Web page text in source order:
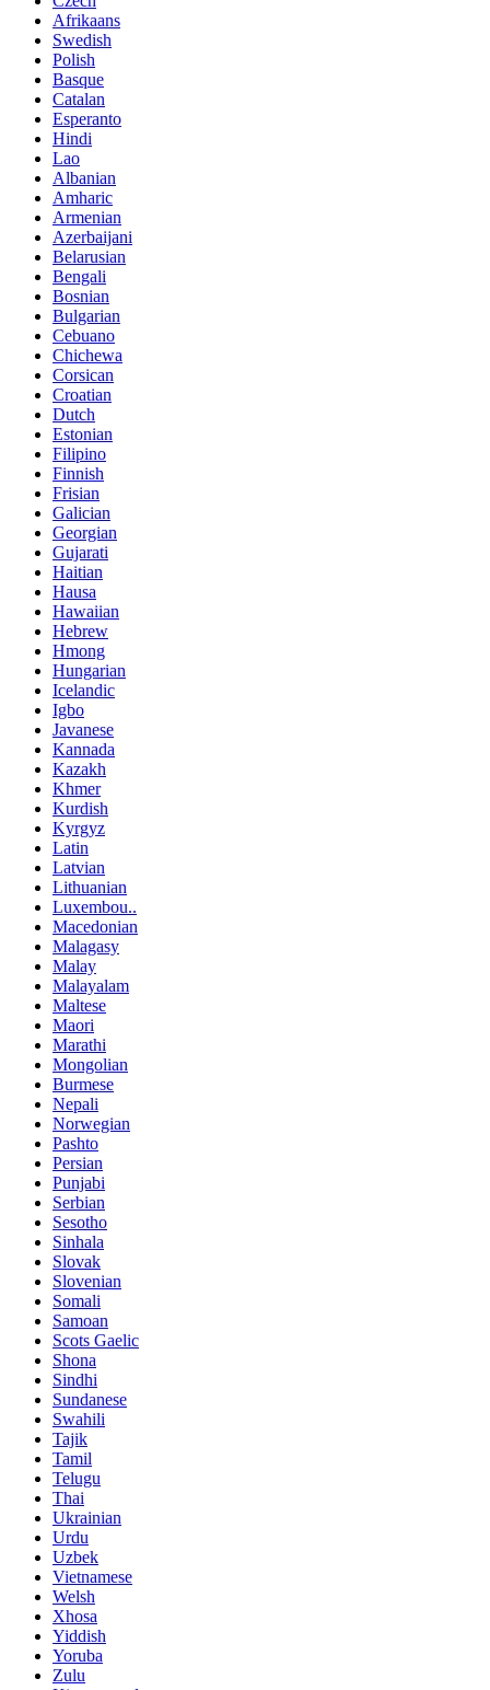
Afrikaans
Swedish
Polish
Basque
Catalan
Esperanto
Hindi
Lao
Albanian
Amharic
Armenian
Azerbaijani
Belarusian
Bengali
Bosnian
Bulgarian
Cebuano
Chichewa
Corsican
Croatian
Dutch
Estonian
Filipino
Finnish
Frisian
Galician
Georgian
Gujarati
Haitian
Hausa
Hawaiian
Hebrew
Hmong
Hungarian
Icelandic
Igbo
Javanese
Kannada
Kazakh
Khmer
Kurdish
Kyrgyz
Latin
Latvian
Lithuanian
Luxembou..
Macedonian
Malagasy
Malay
Malayalam
Maltese
Maori
Marathi
Mongolian
Burmese
Nepali
Norwegian
Pashto
Persian
Punjabi
Serbian
Sesotho
Sinhala
Slovak
Slovenian
Somali
Samoan
Scots Gaelic
Shona
Sindhi
Sundanese
Swahili
Tajik
Tamil
Telugu
Thai
Ukrainian
Urdu
Uzbek
Vietnamese
Welsh
Xhosa
Yiddish
Yoruba
Zulu